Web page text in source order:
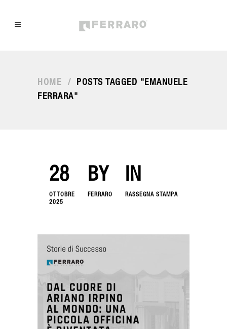
HOME /
POSTS TAGGED "EMANUELE
FERRARA"
28
OTTOBRE
2025
BY
FERRARO
IN
RASSEGNA STAMPA